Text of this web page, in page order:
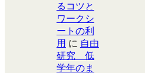
るコツと
ワークシ
ートの利
用 に 自由
研究 低
学年のま